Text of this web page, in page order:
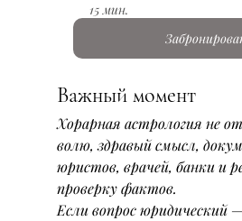
15 мин.
Важный момент
Хорарная астрология не
волю, здравый смысл,
юристов, врачей, банки и
проверку фактов.
Если вопрос юридический